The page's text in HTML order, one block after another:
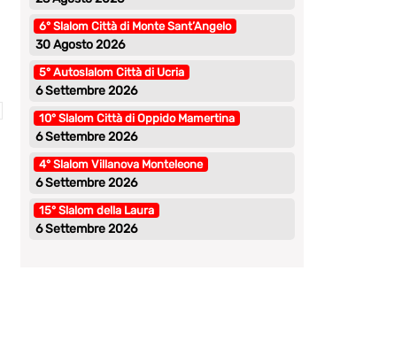
6° Slalom Città di Monte Sant’Angelo
30 Agosto 2026
5° Autoslalom Città di Ucria
6 Settembre 2026
10° Slalom Città di Oppido Mamertina
6 Settembre 2026
4° Slalom Villanova Monteleone
6 Settembre 2026
15° Slalom della Laura
6 Settembre 2026